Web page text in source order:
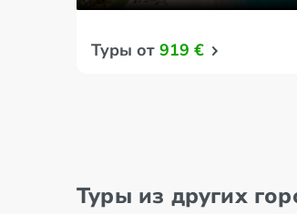
Туры от 919 €
Туры из других